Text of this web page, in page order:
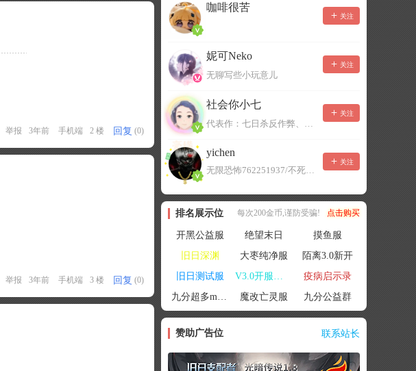
举报 3年前 手机端 2 楼 回复 (0)
举报 3年前 手机端 3 楼 回复 (0)
咖啡很苦
关注
妮可Neko
无聊写些小玩意儿
关注
社会你小七
代表作：七日杀反作弊、七日杀云黑、七日杀BOT、七日杀云商城
关注
yichen
无限恐怖762251937/不死者末日1080207504
关注
排名展示位 每次200金币,谨防受骗! 点击购买
开黑公益服 绝望末日
摸鱼服
旧日深渊
大枣纯净服
陌离3.0新开
旧日测试服
V3.0开服联机
疫病启示录
九分超多mod群
魔改亡灵服 九分公益群
赞助广告位 联系站长